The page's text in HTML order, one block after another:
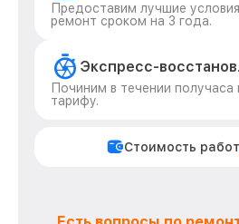
Предоставим лучшие
ремонт сроком на 3 года.
Экспресс-
Починим в течении получаса
тарифу.
Стоимость работ